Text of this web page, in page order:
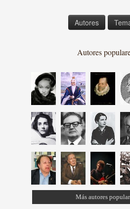
Autores
Autores
Más autores